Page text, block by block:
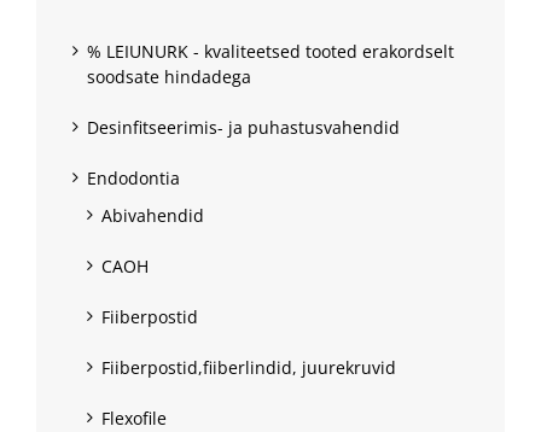
% LEIUNURK - kvaliteetsed tooted erakordselt
soodsate hindadega
Desinfitseerimis- ja puhastusvahendid
Endodontia
Abivahendid
CAOH
Fiiberpostid
Fiiberpostid,fiiberlindid, juurekruvid
Flexofile